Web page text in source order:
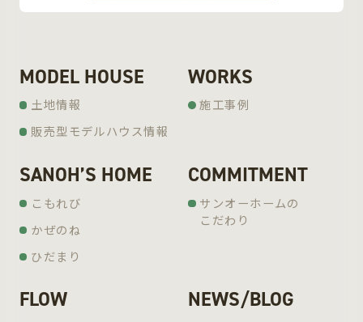
MODEL HOUSE
土地情報
販売型モデルハウス情報
WORKS
施工事例
SANOH’S HOME
こもれび
かぜのね
ひだまり
COMMITMENT
サンオーホームの
こだわり
FLOW NEWS/BLOG